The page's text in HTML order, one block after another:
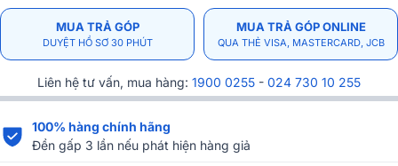
MUA TRẢ GÓP
DUYỆT HỒ SƠ 30 PHÚT
MUA TRẢ GÓP ONLINE
QUA THẺ VISA, MASTERCARD, JCB
Liên hệ tư vấn, mua hàng: 1900 0255 - 024 730 10 255
100% hàng chính hãng
Đền gấp 3 lần nếu phát hiện hàng giả